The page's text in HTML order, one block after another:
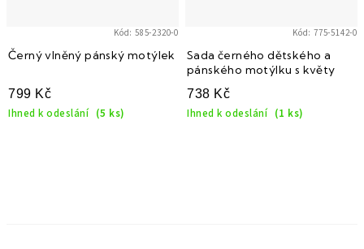
Černý vlněný pánský motýlek
799 Kč
Ihned k odeslání (5 ks)
Kód: 585-2320-0
Sada černého dětského a
pánského motýlku s květy
738 Kč
Ihned k odeslání (1 ks)
Kód: 775-5142-0